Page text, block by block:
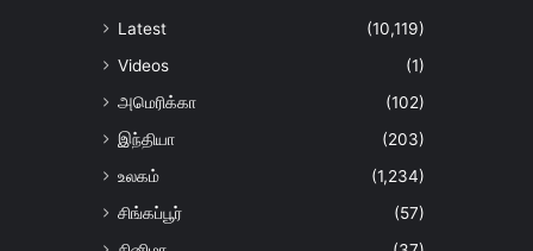
Latest
(10,119)
Videos
(1)
அமெரிக்கா
(102)
இந்தியா
(203)
உலகம்
(1,234)
சிங்கப்பூர்
(57)